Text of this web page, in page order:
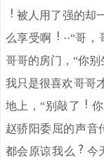
被人用了强的却
么享受啊
··“哥，
哥哥的房门，“你别
我只是很喜欢哥哥
地上，“别敲了
赵骄阳委屈的声音
都会原谅我么
今